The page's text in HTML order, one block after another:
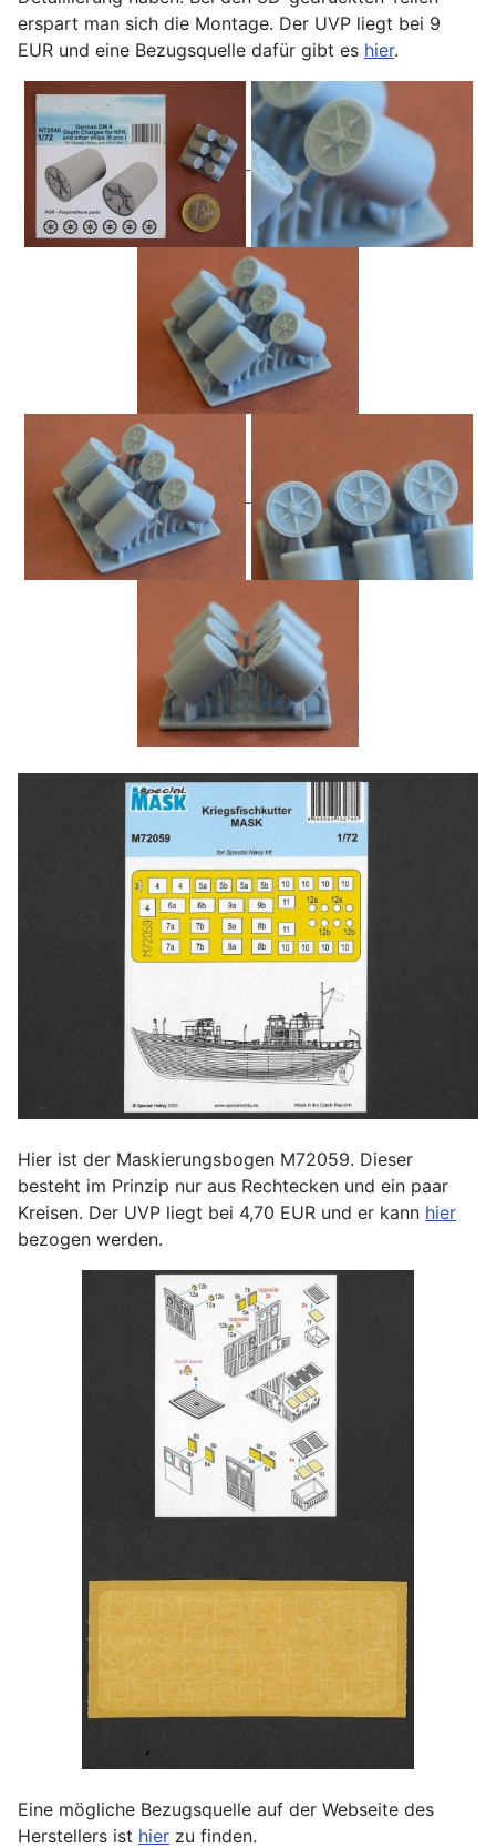
erspart man sich die Montage. Der UVP liegt bei 9
EUR und eine Bezugsquelle dafür gibt es hier.
Hier ist der Maskierungsbogen M72059. Dieser
besteht im Prinzip nur aus Rechtecken und ein paar
Kreisen. Der UVP liegt bei 4,70 EUR und er kann hier
bezogen werden.
Eine mögliche Bezugsquelle auf der Webseite des
Herstellers ist hier zu finden.